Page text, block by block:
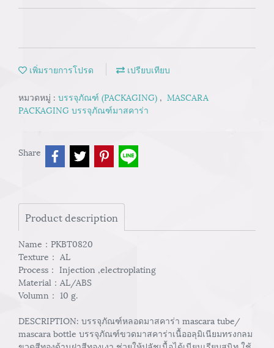
เพิ่มรายการโปรด เปรียบเทียบ
หมวดหมู่ : บรรจุภัณฑ์ (PACKAGING) , MASCARA
PACKAGING บรรจุภัณฑ์มาสคาร่า
Share
Product description
Name：PKBT0820
Texture： AL
Process： Injection ,electroplating
Material：AL/ABS
Volumn： 10 g.
DESCRIPTION: บรรจุภัณฑ์หลอดมาสคาร่า mascara tube/
mascara bottle บรรจุภัณฑ์ขวดมาสคาร่าเนื้ออลุมิเนียมทรงกลม